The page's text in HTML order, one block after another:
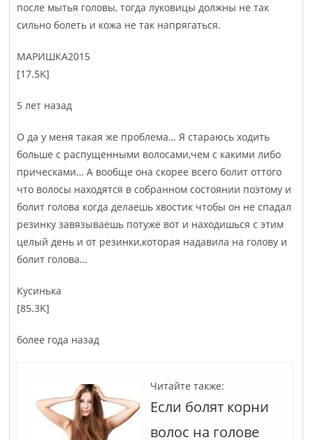
после мытья головы, тогда луковицы должны не так
сильно болеть и кожа не так напрягаться.
МАРИШ­КА201­5
[17.5K]
5 лет назад
О да у меня такая же проблема… Я стараюсь ходить
больше с распущенными волосами,чем с какими либо
прическами… А вообще она скорее всего болит оттого
что волосы находятся в собранном состоянии поэтому и
болит голова когда делаешь хвостик чтобы он не спадал
резинку завязываешь потуже вот и находишься с этим
целый день и от резинки,которая надавила на голову и
болит голова…
Кусин­ька
[85.3K]
более года назад
Читайте также:
Если болят корни
волос на голове